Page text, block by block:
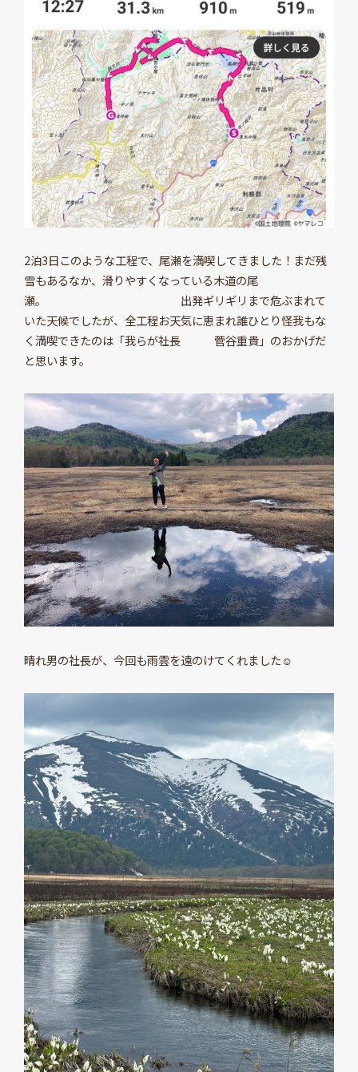
2泊3日このような工程で、尾瀬を満喫してきました！まだ残
雪もあるなか、滑りやすくなっている木道の尾
瀬。 出発ギリギリまで危ぶまれて
いた天候でしたが、全工程お天気に恵まれ誰ひとり怪我もな
く満喫できたのは「我らが社長 菅谷重貴」のおかげだ
と思います。
晴れ男の社長が、今回も雨雲を遠のけてくれました☺